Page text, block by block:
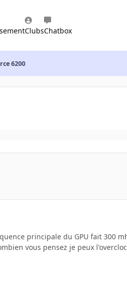
ClubsChatbox
6200
principale du GPU fait 300
vous pensez je peux